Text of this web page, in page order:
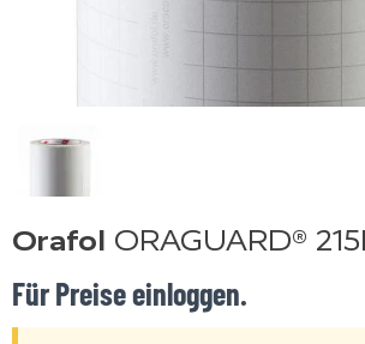
Orafol ORAGUARD®
Für Preise einloggen.